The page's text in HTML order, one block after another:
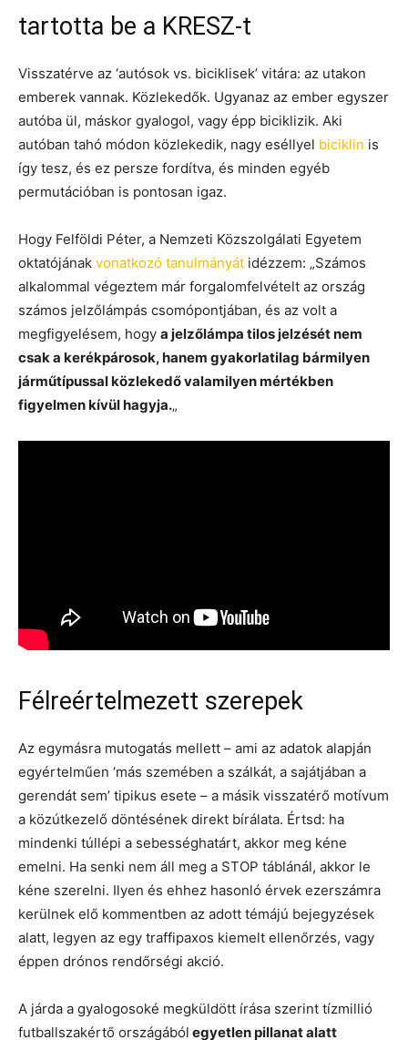
tartotta be a KRESZ-t
Visszatérve az ‘autósok vs. biciklisek’ vitára: az utakon
emberek vannak. Közlekedők. Ugyanaz az ember egyszer
autóba ül, máskor gyalogol, vagy épp biciklizik. Aki
autóban tahó módon közlekedik, nagy eséllyel biciklin is
így tesz, és ez persze fordítva, és minden egyéb
permutációban is pontosan igaz.
Hogy Felföldi Péter, a Nemzeti Közszolgálati Egyetem
oktatójának vonatkozó tanulmányát idézzem: „Számos
alkalommal végeztem már forgalomfelvételt az ország
számos jelzőlámpás csomópontjában, és az volt a
megfigyelésem, hogy a jelzőlámpa tilos jelzését nem
csak a kerékpárosok, hanem gyakorlatilag bármilyen
járműtípussal közlekedő valamilyen mértékben
figyelmen kívül hagyja.„
Félreértelmezett szerepek
Az egymásra mutogatás mellett – ami az adatok alapján
egyértelműen ‘más szemében a szálkát, a sajátjában a
gerendát sem’ tipikus esete – a másik visszatérő motívum
a közútkezelő döntésének direkt bírálata. Értsd: ha
mindenki túllépi a sebességhatárt, akkor meg kéne
emelni. Ha senki nem áll meg a STOP táblánál, akkor le
kéne szerelni. Ilyen és ehhez hasonló érvek ezerszámra
kerülnek elő kommentben az adott témájú bejegyzések
alatt, legyen az egy traffipaxos kiemelt ellenőrzés, vagy
éppen drónos rendőrségi akció.
A járda a gyalogosoké megküldött írása szerint tízmillió
futballszakértő országából egyetlen pillanat alatt